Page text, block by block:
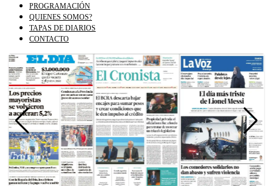
PROGRAMACIÓN
QUIENES SOMOS?
TAPAS DE DIARIOS
CONTACTO